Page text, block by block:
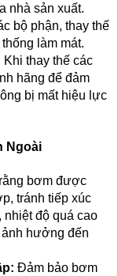
nhà sản xuất.
bộ phận, thay thế
làm mát.
Khi thay thế các
hãng để đảm
bị mất hiệu lực
Ngoài
bơm được
tránh tiếp xúc
độ quá cao
ảnh hưởng đến
Đảm bảo bơm